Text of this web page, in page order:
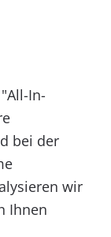
bei der
wir